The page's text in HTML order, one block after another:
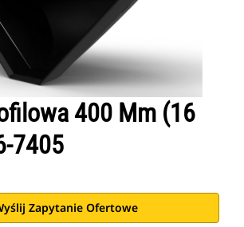
400 Mm (16
7405
Zapytanie Ofertowe